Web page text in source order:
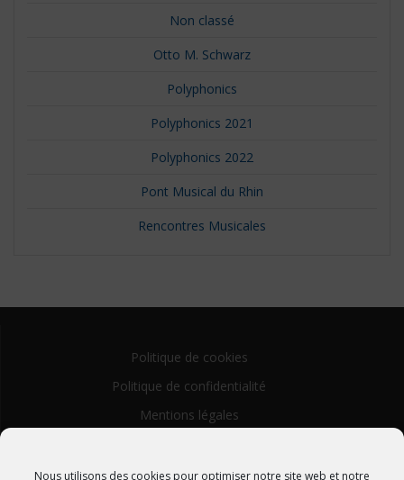
Nous utilisons des cookies pour optimiser notre site web et notre
Non classé
Otto M. Schwarz
Polyphonics
Polyphonics 2021
Polyphonics 2022
Pont Musical du Rhin
Rencontres Musicales
Politique de cookies
Politique de confidentialité
Mentions légales